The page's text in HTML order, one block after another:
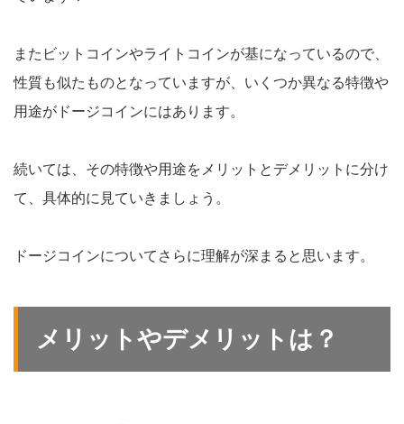
またビットコインやライトコインが基になっているので、
性質も似たものとなっていますが、いくつか異なる特徴や
用途がドージコインにはあります。
続いては、その特徴や用途をメリットとデメリットに分け
て、具体的に見ていきましょう。
ドージコインについてさらに理解が深まると思います。
メリットやデメリットは？